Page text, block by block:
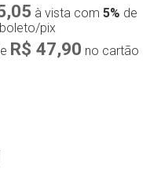
à vista com5% de
pix
R$ 47,90 no cartão